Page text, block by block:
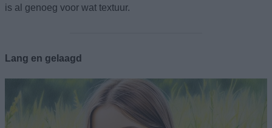
is al genoeg voor wat textuur.
Lang en gelaagd